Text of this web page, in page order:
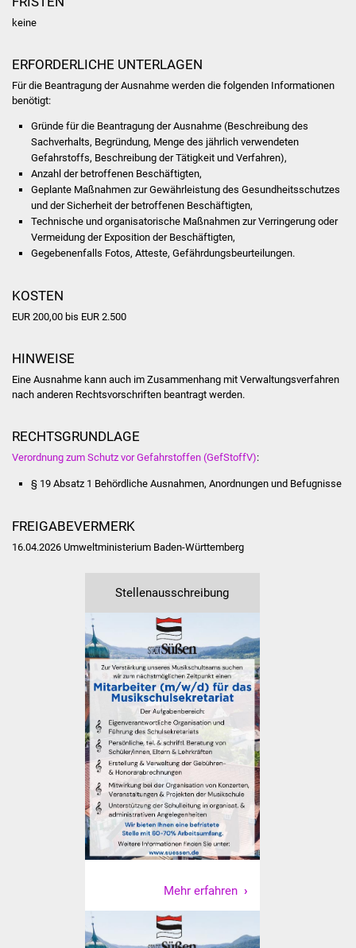
Ärzte und Apotheken
Pflege von Angehörigen
Hitzewarnung / UV-
Index
ÖPNV
Bürgerbus (MOBS)
Stadtfest
Stadtbücherei
Stadtarchiv
Bürgerhaus
Kulturhalle
Vereine und Parteien
Selbsteintrag Vereine
Beirat Süßener Vereine
Sportanlagen
Tourismus
Schwäbischer Albtrauf
keine
ERFORDERLICHE UNTERLAGEN
Für die Beantragung der Ausnahme werden die folgenden Informationen
benötigt:
Gründe für die Beantragung der Ausnahme (Beschreibung des
Sachverhalts, Begründung, Menge des jährlich verwendeten
Gefahrstoffs, Beschreibung der Tätigkeit und Verfahren),
Anzahl der betroffenen Beschäftigten,
Geplante Maßnahmen zur Gewährleistung des Gesundheitsschutzes
und der Sicherheit der betroffenen Beschäftigten,
Technische und organisatorische Maßnahmen zur Verringerung oder
Vermeidung der Exposition der Beschäftigten,
Gegebenenfalls Fotos, Atteste, Gefährdungsbeurteilungen.
KOSTEN
EUR 200,00 bis EUR 2.500
HINWEISE
Eine Ausnahme kann auch im Zusammenhang mit Verwaltungsverfahren
nach anderen Rechtsvorschriften beantragt werden.
RECHTSGRUNDLAGE
Verordnung zum Schutz vor Gefahrstoffen (GefStoffV):
§ 19 Absatz 1 Behördliche Ausnahmen, Anordnungen und Befugnisse
FREIGABEVERMERK
16.04.2026 Umweltministerium Baden-Württemberg
Stellenausschreibung
Mehr erfahren